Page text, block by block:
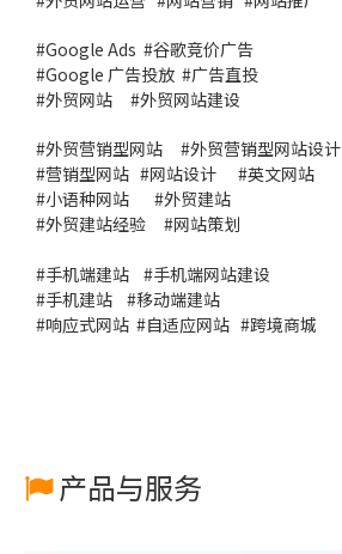
#Google Ads #谷歌竞价广告
#Google 广告投放 #广告直投
#外贸网站 #外贸网站建设
#外贸营销型网站 #外贸营销型网站设计
#营销型网站 #网站设计 #英文网站
#小语种网站 #外贸建站
#外贸建站经验 #网站策划
#手机端建站 #手机端网站建设
#手机建站 #移动端建站
#响应式网站 #自适应网站 #跨境商城
产品与服务